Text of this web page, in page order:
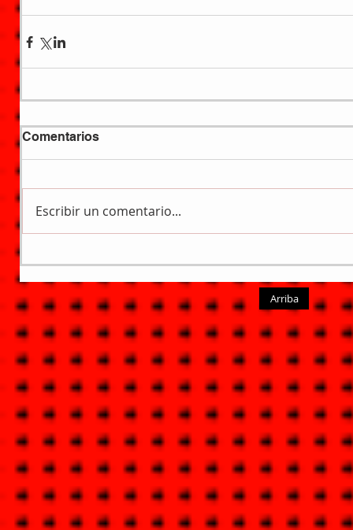
Comentarios
Escribir un comentario...
Arriba